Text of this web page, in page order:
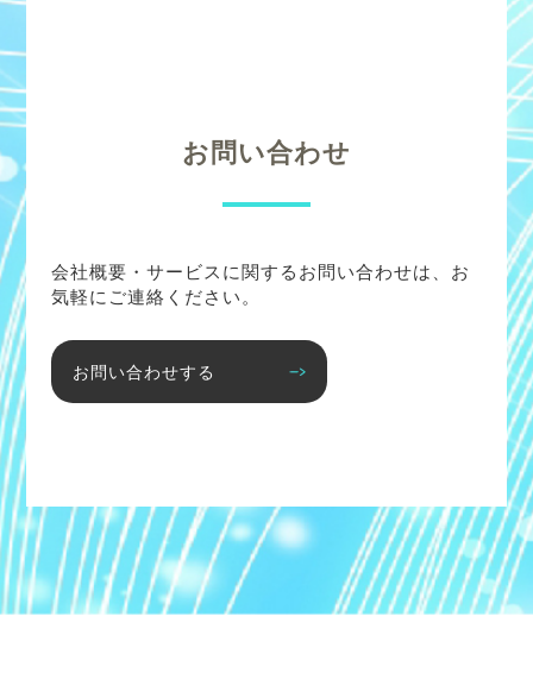
お問い合わせ
会社概要・サービスに関するお問い合わせは、お
気軽にご連絡ください。
お問い合わせする